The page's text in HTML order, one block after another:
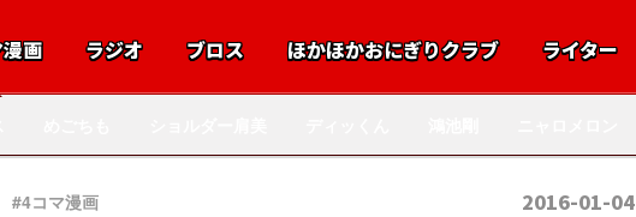
画 ラジオ ブロス ほかほかおにぎりクラブ ライター
#4コマ漫画 2016-01-04